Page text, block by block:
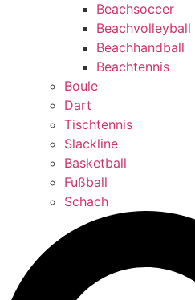
Beachsoccer
Beachvolleyball
Beachhandball
Beachtennis
Boule
Dart
Tischtennis
Slackline
Basketball
Fußball
Schach